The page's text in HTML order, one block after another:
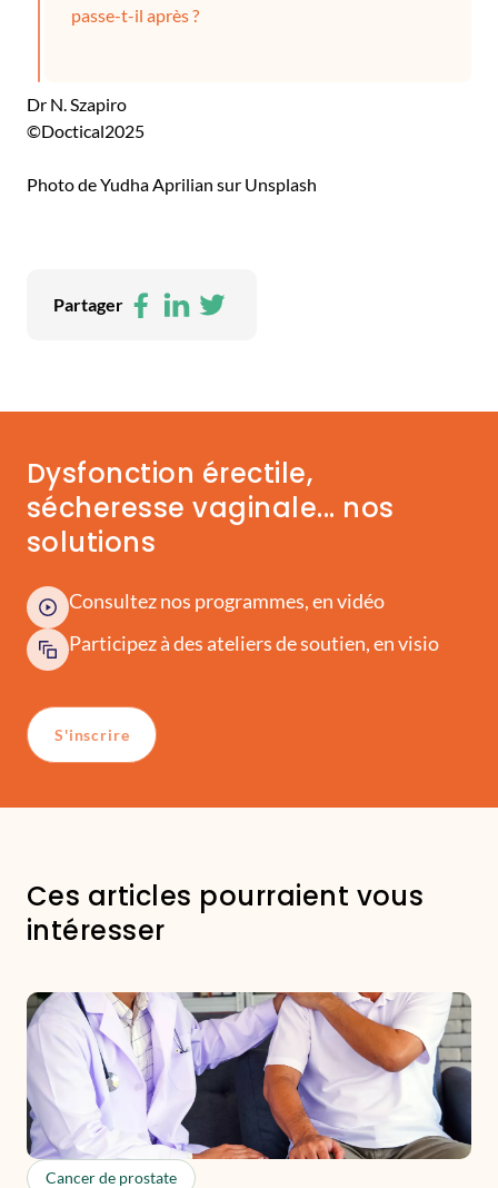
passe-t-il après ?
Dr N. Szapiro
©Doctical2025
Photo de Yudha Aprilian sur Unsplash
Partager Facebook
LinkedIn
Twitter
Dysfonction érectile,
sécheresse vaginale... nos
solutions
Consultez nos programmes, en vidéo
Participez à des ateliers de soutien, en visio
S'inscrire
Ces articles pourraient vous
intéresser
Cancer de prostate